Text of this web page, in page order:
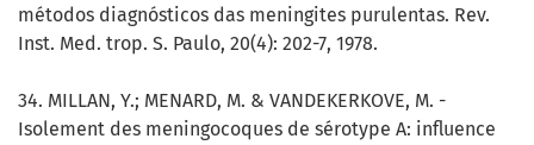
métodos diagnósticos das meningites purulentas. Rev.
Inst. Med. trop. S. Paulo, 20(4): 202-7, 1978.
34. MILLAN, Y.; MENARD, M. & VANDEKERKOVE, M. -
Isolement des meningocoques de sérotype A: influence